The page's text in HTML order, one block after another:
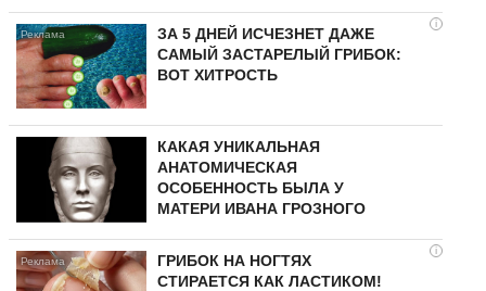
i
ЗА 5 ДНЕЙ ИСЧЕЗНЕТ ДАЖЕ
САМЫЙ ЗАСТАРЕЛЫЙ ГРИБОК:
ВОТ ХИТРОСТЬ
КАКАЯ УНИКАЛЬНАЯ
АНАТОМИЧЕСКАЯ
ОСОБЕННОСТЬ БЫЛА У
МАТЕРИ ИВАНА ГРОЗНОГО
i
ГРИБОК НА НОГТЯХ
СТИРАЕТСЯ КАК ЛАСТИКОМ!